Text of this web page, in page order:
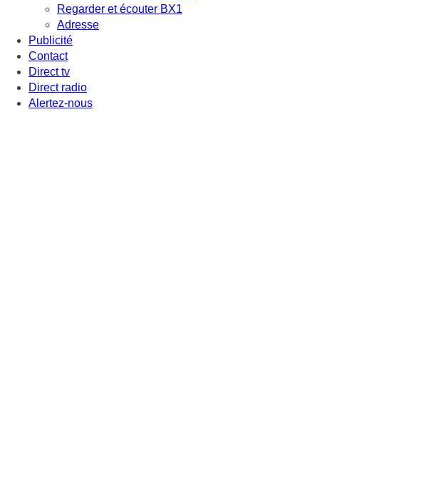
Regarder et écouter BX1
Adresse
Publicité
Contact
Direct tv
Direct radio
Alertez-nous